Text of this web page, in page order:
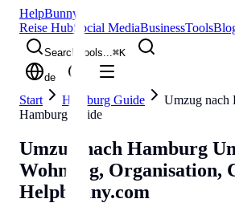
HelpBunny
Reise HubSocial MediaBusinessTools
Search tools...⌘K
de
Start Hamburg Guide
Umzug nach
Hamburg Guide
Umzug nach Hamburg
Wohnung, Organisation,
Helpbunny.com